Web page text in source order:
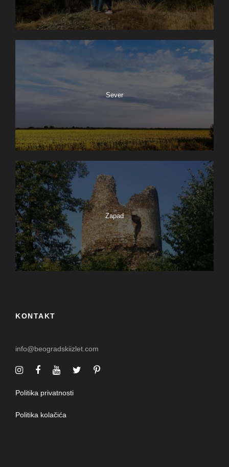
Sever
Zapad
KONTAKT
info@beogradskiizlet.com
Politika privatnosti
Politika kolačića